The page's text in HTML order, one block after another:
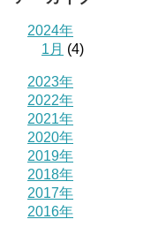
2024年
1月 (4)
2023年
2022年
2021年
2020年
2019年
2018年
2017年
2016年